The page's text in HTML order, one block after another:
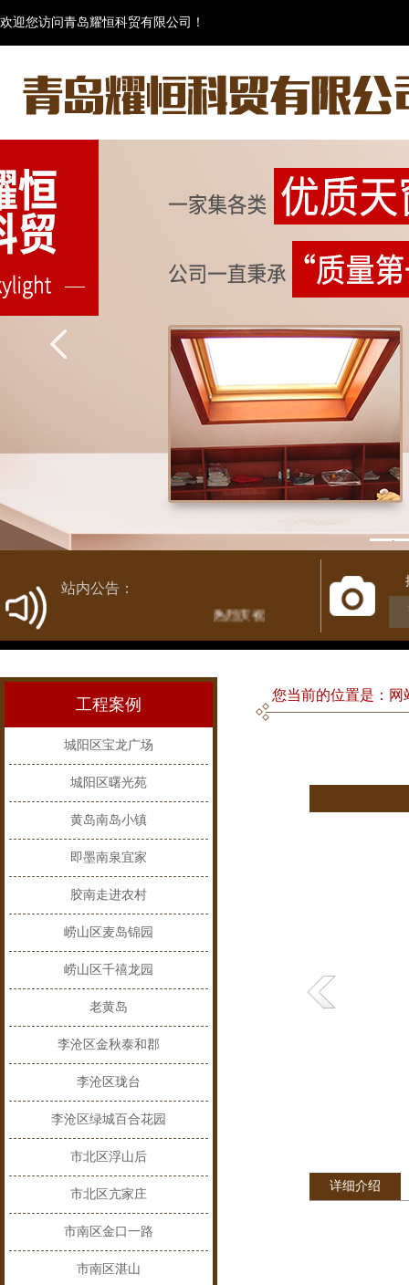
欢迎您访问青岛耀恒科贸有限公司！
1
站内公告：
热烈庆祝新网站开通！
工程案例
城阳区宝龙广场
城阳区曙光苑
黄岛南岛小镇
即墨南泉宜家
胶南走进农村
崂山区麦岛锦园
崂山区千禧龙园
老黄岛
李沧区金秋泰和郡
李沧区珑台
李沧区绿城百合花园
市北区浮山后
市北区亢家庄
市南区金口一路
市南区湛山
您当前的位置是：网
详细介绍